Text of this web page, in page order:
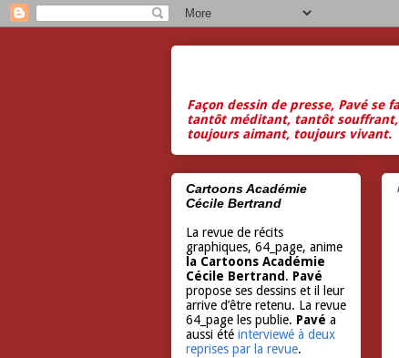
Façon dessin de presse, Pavé se
tantôt méditant, tantôt
toujours aimant, toujours vivant.
Cartoons Académie
Cécile Bertrand
La revue de récits
graphiques, 64_page, anime
la Cartoons Académie
Cécile Bertrand. Pavé
propose ses dessins et il leur
arrive d’être retenu. La revue
64_page les publie. Pavé a
aussi été interviewé à deux
reprises par la revue.